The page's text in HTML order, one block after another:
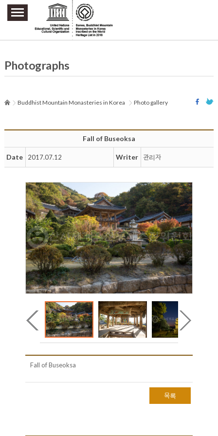
주요메뉴 바로가기
본문 바로가기
하단메뉴 바로가기
Photographs
Buddhist Mountain Monasteries in Korea Photo gallery
Fall of Buseoksa
Date 2017.07.12 Writer 관리자
Fall of Buseoksa
목록